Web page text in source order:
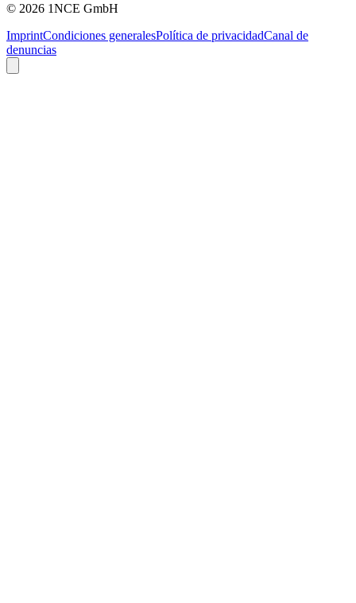
© 2026 1NCE GmbH
ImprintCondiciones generalesPolítica de privacidadCanal de
denuncias